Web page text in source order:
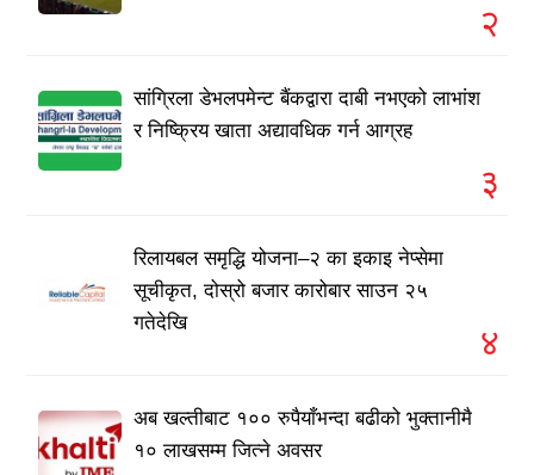
२
सांग्रिला डेभलपमेन्ट बैंकद्वारा दाबी नभएको लाभांश
र निष्क्रिय खाता अद्यावधिक गर्न आग्रह
३
रिलायबल समृद्धि योजना–२ का इकाइ नेप्सेमा
सूचीकृत, दोस्रो बजार कारोबार साउन २५
गतेदेखि
४
अब खल्तीबाट १०० रुपैयाँभन्दा बढीको भुक्तानीमै
१० लाखसम्म जित्ने अवसर